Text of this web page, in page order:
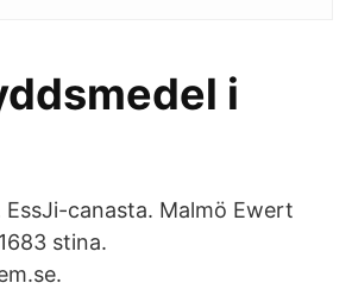
i
EssJi-canasta. Malmö Ewert
stina.